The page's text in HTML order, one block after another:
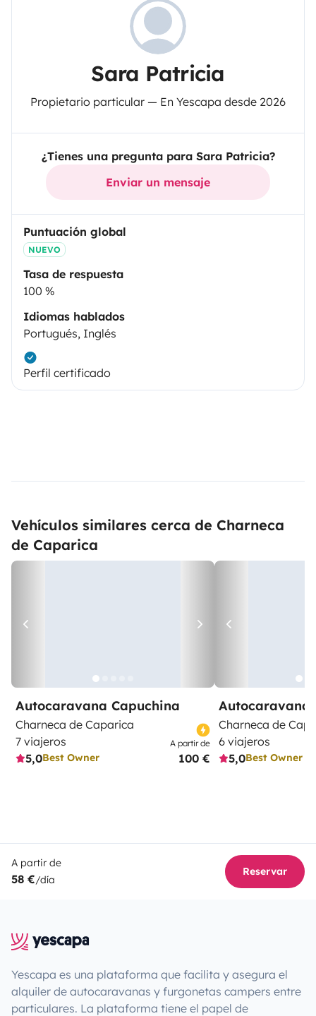
Sara Patricia
Propietario particular — En Yescapa desde 2026
¿Tienes una pregunta para Sara Patricia?
Enviar un mensaje
Puntuación global
NUEVO
Tasa de respuesta
100 %
Idiomas hablados
Portugués, Inglés
Perfil certificado
Vehículos similares cerca de Charneca
de Caparica
Autocaravana Capuchina
Charneca de Caparica
7 viajeros
5,0Best Owner
A partir de
100 €
Autocaravana
Charneca de
6 viajeros
5,0Best Owner
A partir de
58 €/día
Reservar
Yescapa es una plataforma que facilita y asegura el
alquiler de autocaravanas y furgonetas campers entre
particulares. La plataforma tiene el papel de